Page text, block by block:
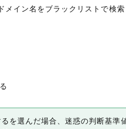
イン名をブラックリストで検
を選んだ場合、迷惑の判断基